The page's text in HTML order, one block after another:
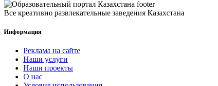
Все креативно развлекательные заведения Казахстана
Информация
Реклама на сайте
Наши услуги
Наши проекты
О нас